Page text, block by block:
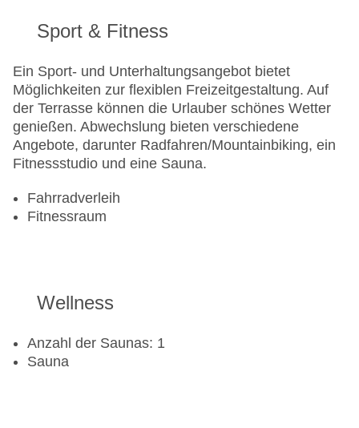
Sport & Fitness
Ein Sport- und Unterhaltungsangebot bietet
Möglichkeiten zur flexiblen Freizeitgestaltung. Auf
der Terrasse können die Urlauber schönes Wetter
genießen. Abwechslung bieten verschiedene
Angebote, darunter Radfahren/Mountainbiking, ein
Fitnessstudio und eine Sauna.
Fahrradverleih
Fitnessraum
Wellness
Anzahl der Saunas: 1
Sauna